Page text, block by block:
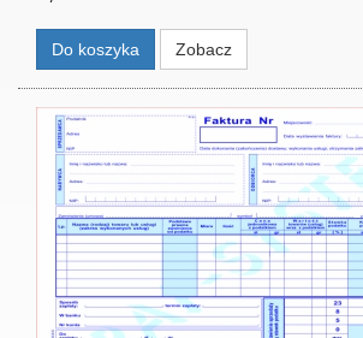
Do koszyka Zobacz